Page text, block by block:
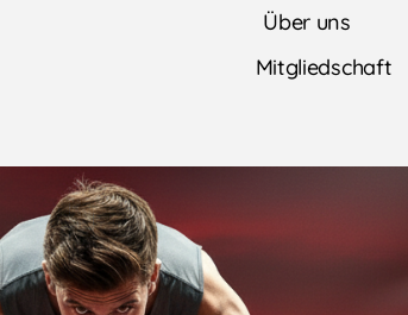
Über uns
Mitgliedschaft